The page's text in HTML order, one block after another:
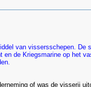
van vissersschepen.
de Kriegsmarine op het
of was de visserij